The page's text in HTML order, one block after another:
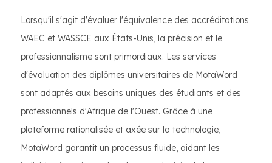
Lorsqu'il s'agit d'évaluer l'équivalence des accréditations
WAEC et WASSCE aux États-Unis, la précision et le
professionnalisme sont primordiaux. Les services
d'évaluation des diplômes universitaires de MotaWord
sont adaptés aux besoins uniques des étudiants et des
professionnels d'Afrique de l'Ouest. Grâce à une
plateforme rationalisée et axée sur la technologie,
MotaWord garantit un processus fluide, aidant les